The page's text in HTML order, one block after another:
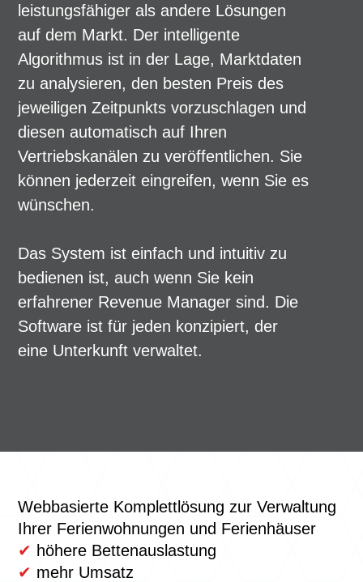
leistungsfähiger als andere Lösungen
auf dem Markt. Der intelligente
Algorithmus ist in der Lage, Marktdaten
zu analysieren, den besten Preis des
jeweiligen Zeitpunkts vorzuschlagen und
diesen automatisch auf Ihren
Vertriebskanälen zu veröffentlichen. Sie
können jederzeit eingreifen, wenn Sie es
wünschen.
Das System ist einfach und intuitiv zu
bedienen ist, auch wenn Sie kein
erfahrener Revenue Manager sind. Die
Software ist für jeden konzipiert, der
eine Unterkunft verwaltet.
Webbasierte Komplettlösung zur Verwaltung
Ihrer Ferienwohnungen und Ferienhäuser
✔ höhere Bettenauslastung
✔ mehr Umsatz